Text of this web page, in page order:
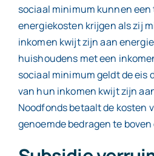
sociaal minimum kunnen
energiekosten krijgen als zij
inkomen kwijt zijn aan
huishoudens met een
sociaal minimum geldt de eis
van hun inkomen kwijt zijn
Noodfonds betaalt de kosten
genoemde bedragen te boven